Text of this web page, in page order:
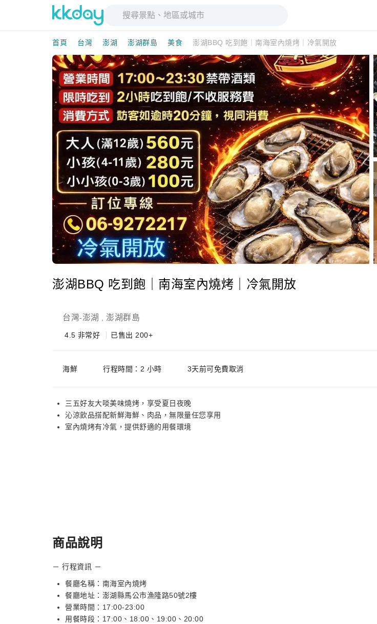
首頁 台灣 澎湖 澎湖群島 美食 澎湖BBQ 吃到飽｜南海室內燒烤｜冷氣開放
澎湖BBQ 吃到飽｜南海室內燒烤｜冷氣開放
台灣-澎湖 澎湖群島
4.5 非常好 已售出 200+
海鮮 行程時間：2 小時 3天前可免費取消
三五好友大啖美味燒烤，享受夏日夜晚
沁涼飲品搭配新鮮海鮮、肉品，無限量任您享用
室內燒烤有冷氣，提供舒適的用餐環境
商品說明
－ 行程資訊 －
餐廳名稱：南海室內燒烤
餐廳地址：澎湖縣馬公市漁隆路50號2樓
營業時間：17:00-23:00
用餐時段：17:00、18:00、19:00、20:00